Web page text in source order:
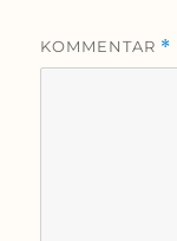
KOMMENTAR *